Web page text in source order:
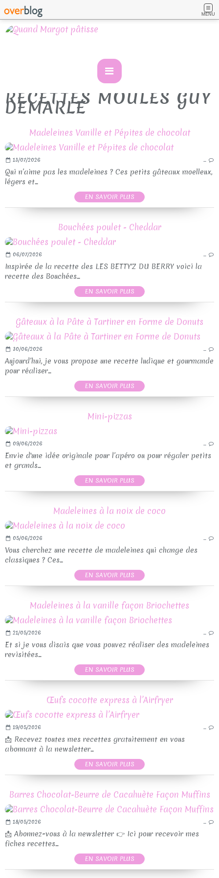
MENU
RECETTES MOULES GUY
DEMARLE
Madeleines Vanille et Pépites de chocolat
13/07/2026 …
Qui n’aime pas les madeleines ? Ces petits gâteaux moelleux,
légers et...
EN SAVOIR PLUS
Bouchées poulet - Cheddar
06/07/2026 …
Inspirée de la recette des LES BETTY'Z DU BERRY voici la
recette des Bouchées...
EN SAVOIR PLUS
Gâteaux à la Pâte à Tartiner en Forme de Donuts
30/06/2026 …
Aujourd’hui, je vous propose une recette ludique et gourmande
pour réaliser...
EN SAVOIR PLUS
Mini-pizzas
09/06/2026 …
Envie d'une idée originale pour l’apéro ou pour régaler petits
et grands...
EN SAVOIR PLUS
Madeleines à la noix de coco
05/06/2026 …
Vous cherchez une recette de madeleines qui change des
classiques ? Ces...
EN SAVOIR PLUS
Madeleines à la vanille façon Briochettes
21/05/2026 …
Et si je vous disais que vous pouvez réaliser des madeleines
revisitées...
EN SAVOIR PLUS
Œufs cocotte express à l’Airfryer
19/05/2026 …
📩 Recevez toutes mes recettes gratuitement en vous
abonnant à la newsletter...
EN SAVOIR PLUS
Barres Chocolat-Beurre de Cacahuète Façon Muffins
18/05/2026 …
📩 Abonnez-vous à la newsletter 👉 Ici pour recevoir mes
fiches recettes...
EN SAVOIR PLUS